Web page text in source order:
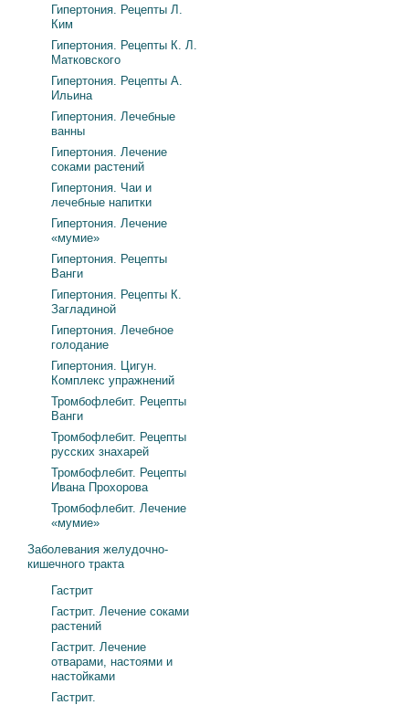
Гипертония. Рецепты Л.
Ким
Гипертония. Рецепты К. Л.
Матковского
Гипертония. Рецепты А.
Ильина
Гипертония. Лечебные
ванны
Гипертония. Лечение
соками растений
Гипертония. Чаи и
лечебные напитки
Гипертония. Лечение
«мумие»
Гипертония. Рецепты
Ванги
Гипертония. Рецепты К.
Загладиной
Гипертония. Лечебное
голодание
Гипертония. Цигун.
Комплекс упражнений
Тромбофлебит. Рецепты
Ванги
Тромбофлебит. Рецепты
русских знахарей
Тромбофлебит. Рецепты
Ивана Прохорова
Тромбофлебит. Лечение
«мумие»
Заболевания желудочно-
кишечного тракта
Гастрит
Гастрит. Лечение соками
растений
Гастрит. Лечение
отварами, настоями и
настойками
Гастрит.